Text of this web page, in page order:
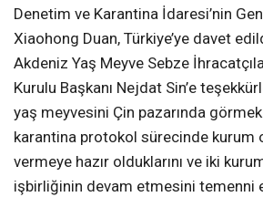
Denetim ve Karantina İdaresi’nin
Xiaohong Duan, Türkiye’ye davet
Akdeniz Yaş Meyve Sebze
Kurulu Başkanı Nejdat Sin’e
yaş meyvesini Çin pazarında
karantina protokol sürecinde kurum
vermeye hazır olduklarını ve iki
işbirliğinin devam etmesini temenni